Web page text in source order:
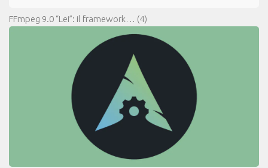
FFmpeg 9.0 “Lei”: il framework… (4)